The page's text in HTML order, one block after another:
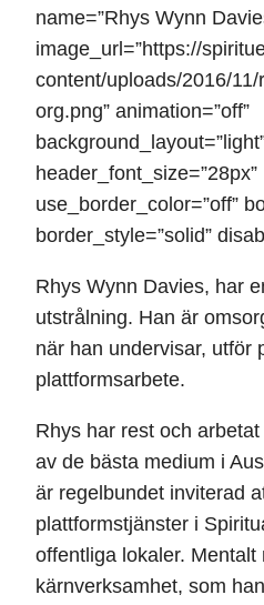
name=”Rhys Wynn
image_url=”https://
content/uploads/2016/
org.png” animation=”off”
header_font_size=”28px”
use_border_color=”off”
border_style=”solid”
Rhys Wynn Davies, har
utstrålning. Han är
när han undervisar, utför
plattformsarbete.
Rhys har rest och
av de bästa medium i
är regelbundet inviterad
plattformstjänster i
offentliga lokaler.
kärnverksamhet, som